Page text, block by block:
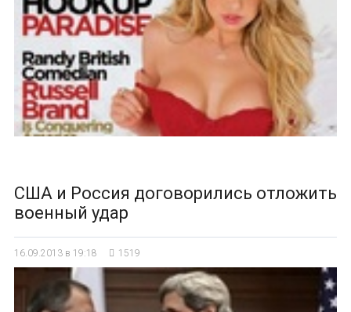
США и Россия договорились отложить
военный удар
16.09.2013 в 19:18 1519